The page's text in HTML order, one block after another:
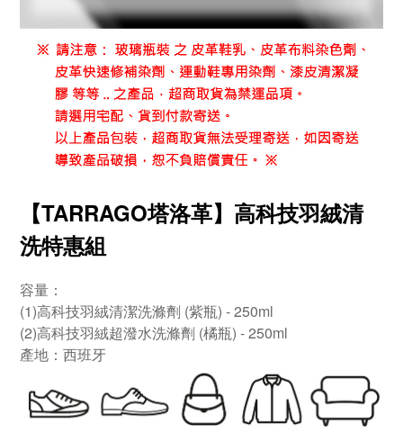
【TARRAGO塔洛革】高科技羽絨清
洗特惠組
容量：
(1)高科技羽絨清潔洗滌劑 (紫瓶) - 250ml
(2)高科技羽絨超潑水洗滌劑 (橘瓶) - 250ml
產地：西班牙